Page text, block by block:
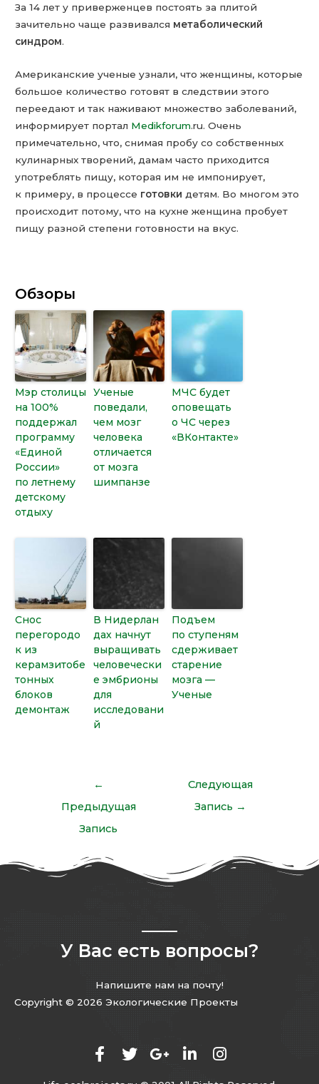
За 14 лет у приверженцев постоять за плитой
зачительно чаще развивался метаболический
синдром.
Американские ученые узнали, что женщины, которые
большое количество готовят в следствии этого
переедают и так наживают множество заболеваний,
информирует портал Medikforum.ru. Очень
примечательно, что, снимая пробу со собственных
кулинарных творений, дамам часто приходится
употреблять пищу, которая им не импонирует,
к примеру, в процессе готовки детям. Во многом это
происходит потому, что на кухне женщина пробует
пищу разной степени готовности на вкус.
Обзоры
Мэр столицы
на 100%
поддержал
программу
«Единой
России»
по летнему
детскому
отдыху
Ученые
поведали,
чем мозг
человека
отличается
от мозга
шимпанзе
МЧС будет
оповещать
о ЧС через
«ВКонтакте»
Снос
перегородо
к из
керамзитобе
тонных
блоков
демонтаж
В Нидерлан
дах начнут
выращивать
человечески
е эмбрионы
для
исследовани
й
Подъем
по ступеням
сдерживает
старение
мозга —
Ученые
←
Предыдущая
Запись
Следующая
Запись →
У Вас есть вопросы?
Напишите нам на почту!
Copyright © 2026 Экологические Проекты